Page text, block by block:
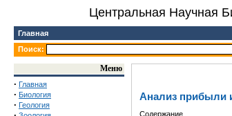
Центральная Научная
Главная
Поиск:
Меню
· Главная
· Биология
· Геология
Анализ прибыли
Содержание